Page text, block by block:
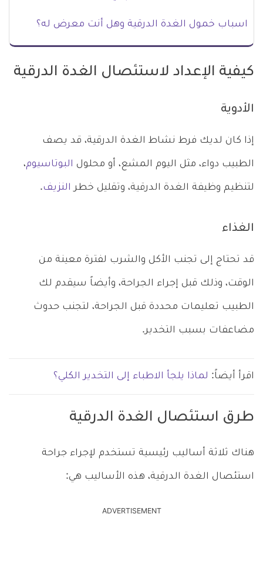
اسباب خمول الغدة الدرقية وهل أنت معرض له؟
كيفية الإعداد لاستئصال الغدة الدرقية
الأدوية
إذا كان لديك فرط نشاط الغدة الدرقية، قد يصف
الطبيب دواء، مثل اليوم المشع، أو محلول البوتاسيوم،
لتنظيم وظيفة الغدة الدرقية، وتقليل خطرالنزيف.
الغذاء
قد تحتاج إلى تجنب الأكل والشرب لفترة معينة من
الوقت، وذلك قبل إجراء الجراحة، وأيضاً سيقدم لك
الطبيب تعليمات محددة قبل الجراحة، لتجنب حدوث
مضاعفات بسبب التخدير.
اقرأ أيضاً: لماذا يلجأ الاطباء إلى التخدير الكلي؟
طرق استئصال الغدة الدرقية
هناك ثلاثة أساليب رئيسية تستخدم لإجراء جراحة
استئصال الغدة الدرقية، هذه الأساليب هي:
ADVERTISEMENT